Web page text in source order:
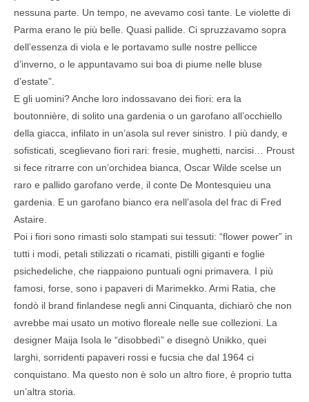
nessuna parte. Un tempo, ne avevamo così tante. Le violette di
Parma erano le più belle. Quasi pallide. Ci spruzzavamo sopra
dell’essenza di viola e le portavamo sulle nostre pellicce
d’inverno, o le appuntavamo sui boa di piume nelle bluse
d’estate”.
E gli uomini? Anche loro indossavano dei fiori: era la
boutonnière, di solito una gardenia o un garofano all’occhiello
della giacca, infilato in un’asola sul rever sinistro. I più dandy, e
sofisticati, sceglievano fiori rari: fresie, mughetti, narcisi… Proust
si fece ritrarre con un’orchidea bianca, Oscar Wilde scelse un
raro e pallido garofano verde, il conte De Montesquieu una
gardenia. E un garofano bianco era nell’asola del frac di Fred
Astaire.
Poi i fiori sono rimasti solo stampati sui tessuti: “flower power” in
tutti i modi, petali stilizzati o ricamati, pistilli giganti e foglie
psichedeliche, che riappaiono puntuali ogni primavera. I più
famosi, forse, sono i papaveri di Marimekko. Armi Ratia, che
fondò il brand finlandese negli anni Cinquanta, dichiarò che non
avrebbe mai usato un motivo floreale nelle sue collezioni. La
designer Maija Isola le “disobbedì” e disegnò Unikko, quei
larghi, sorridenti papaveri rossi e fucsia che dal 1964 ci
conquistano. Ma questo non è solo un altro fiore, è proprio tutta
un’altra storia.